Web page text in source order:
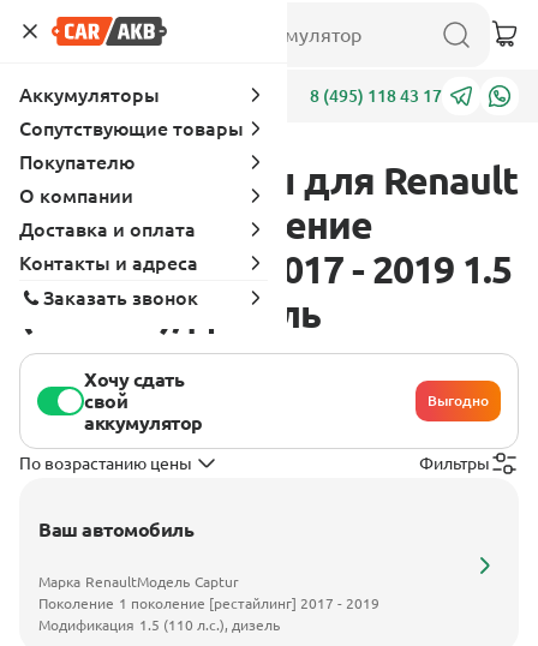
Адреса 8 (495) 118 43 17
Аккумуляторы для Renault
Captur 1 поколение
[рестайлинг] 2017 - 2019 1.5
(110 л.с.), дизель
Хочу сдать
свой
аккумулятор
Выгодно
По возрастанию цены Фильтры
Ваш автомобиль
Марка RenaultМодель Captur
Поколение 1 поколение [рестайлинг] 2017 - 2019
Модификация 1.5 (110 л.с.), дизель
Аккумуляторы
Сопутствующие товары
Покупателю
О компании
Доставка и оплата
Контакты и адреса
Заказать звонок